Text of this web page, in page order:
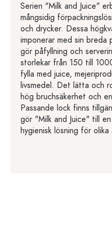
Serien "Milk and Juice"
mångsidig
och drycker. Dessa
imponerar med sin breda
gör påfyllning och
storlekar från 150 till
fylla med juice,
livsmedel. Det lätta och
hög bruchsäkerhet och
Passande lock finns
gör "Milk and Juice" till
hygienisk lösning för olika